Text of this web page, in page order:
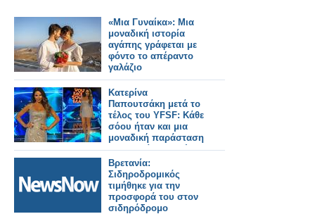
«Μια Γυναίκα»: Μια
μοναδική ιστορία
αγάπης γράφεται με
φόντο το απέραντο
γαλάζιο
Κατερίνα
Παπουτσάκη μετά το
τέλος του YFSF: Κάθε
σόου ήταν και μια
μοναδική παράσταση
που ξεχείλιζε ταλέντο
Βρετανία:
Σιδηροδρομικός
τιμήθηκε για την
προσφορά του στον
σιδηρόδρομο